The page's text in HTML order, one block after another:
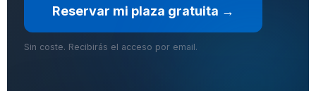
Reservar mi plaza gratuita →
Sin coste. Recibirás el acceso por email.